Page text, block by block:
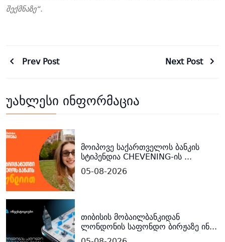
შექმნაზე“.
Prev Post Next Post
უახლესი ინფორმაცია
მოიპოვე საქართველოს ბანკის
სტიპენდია CHEVENING-ის ...
05-08-2026
თიბისის მობაილბანკიდან
ლონდონის საფონდო ბირჟაზე ინ...